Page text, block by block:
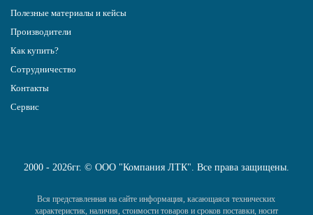
Полезные материалы и кейсы
Производители
Как купить?
Сотрудничество
Контакты
Сервис
2000 - 2026гг. © ООО "Компания ЛТК". Все права защищены.
Вся представленная на сайте информация, касающаяся технических
характеристик, наличия, стоимости товаров и сроков поставки, носит